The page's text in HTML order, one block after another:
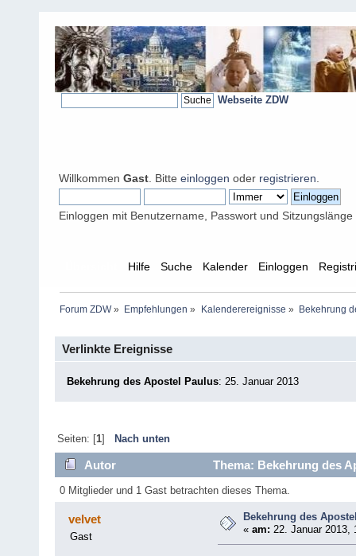
Webseite ZDW
Willkommen Gast . Bitte einloggen oder registrieren
Einloggen mit Benutzername, Passwort und Sitzungslänge
Hilfe Suche Kalender Einloggen
Forum ZDW» Empfehlungen » Kalenderereignisse » Bekehrung
Verlinkte Ereignisse
Bekehrung des Apostel Paulus: 25. Januar 2013
Seiten: [1] Nach unten
Autor Thema: Bekehrung des
0 Mitglieder und 1 Gast betrachten dieses Thema.
velvet
Gast
Bekehrung des
«am: 22. Januar 2013,